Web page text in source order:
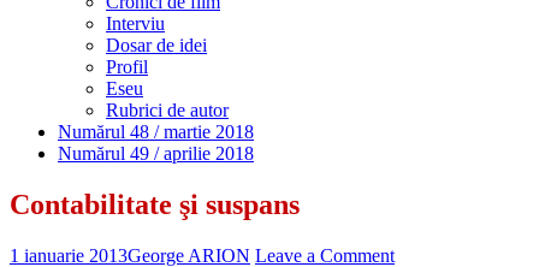
Interviu
Dosar de idei
Profil
Eseu
Rubrici de autor
Numărul 48 / martie 2018
Numărul 49 / aprilie 2018
Contabilitate şi suspans
1 ianuarie 2013George ARION Leave a Comment